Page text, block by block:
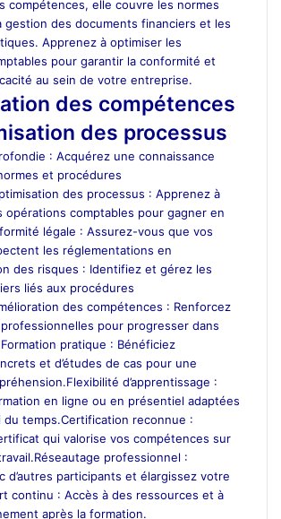
compétences, elle couvre les normes
gestion des documents financiers et les
Apprenez à optimiser les
pour garantir la conformité et
au sein de votre entreprise.
des compétences
des processus
: Acquérez une connaissance
et procédures
des processus : Apprenez à
opérations comptables pour gagner en
légale : Assurez-vous que vos
les réglementations en
des risques : Identifiez et gérez les
liés aux procédures
des compétences : Renforcez
pour progresser dans
pratique : Bénéficiez
et d’études de cas pour une
d’apprentissage :
en ligne ou en présentiel adaptées
du temps.Certification reconnue :
qui valorise vos compétences sur
professionnel :
d’autres participants et élargissez votre
continu : Accès à des ressources et à
après la formation.